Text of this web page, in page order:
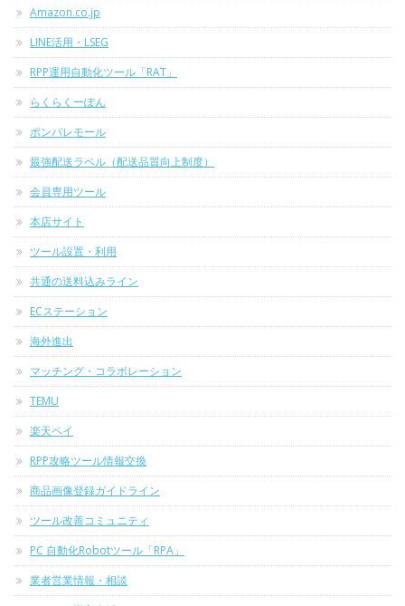
Amazon.co.jp
LINE活用・LSEG
RPP運用自動化ツール「RAT」
らくらくーぽん
ポンパレモール
最強配送ラベル（配送品質向上制度）
会員専用ツール
本店サイト
ツール設置・利用
共通の送料込みライン
ECステーション
海外進出
マッチング・コラボレーション
TEMU
楽天ペイ
RPP攻略ツール情報交換
商品画像登録ガイドライン
ツール改善コミュニティ
PC 自動化Robotツール「RPA」
業者営業情報・相談